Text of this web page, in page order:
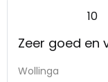
10
Zeer goed en
Wollinga